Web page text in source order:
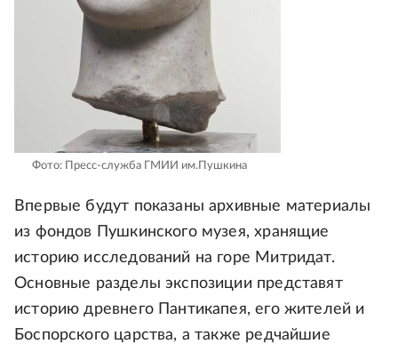
Фото: Пресс-служба ГМИИ им.Пушкина
Впервые будут показаны архивные материалы
из фондов Пушкинского музея, хранящие
историю исследований на горе Митридат.
Основные разделы экспозиции представят
историю древнего Пантикапея, его жителей и
Боспорского царства, а также редчайшие